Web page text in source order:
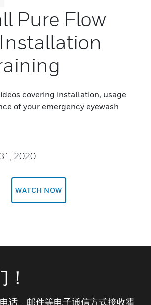
Pure Flow
covering installation, usage
of your emergency eyewash
2020
WATCH NOW
话、邮件等电子通信方式接收霍